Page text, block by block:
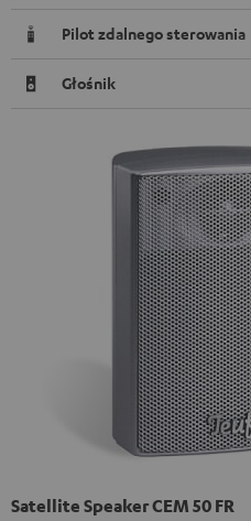
Pilot zdalnego sterowania
Głośnik
Satellite Speaker CEM 50 FR